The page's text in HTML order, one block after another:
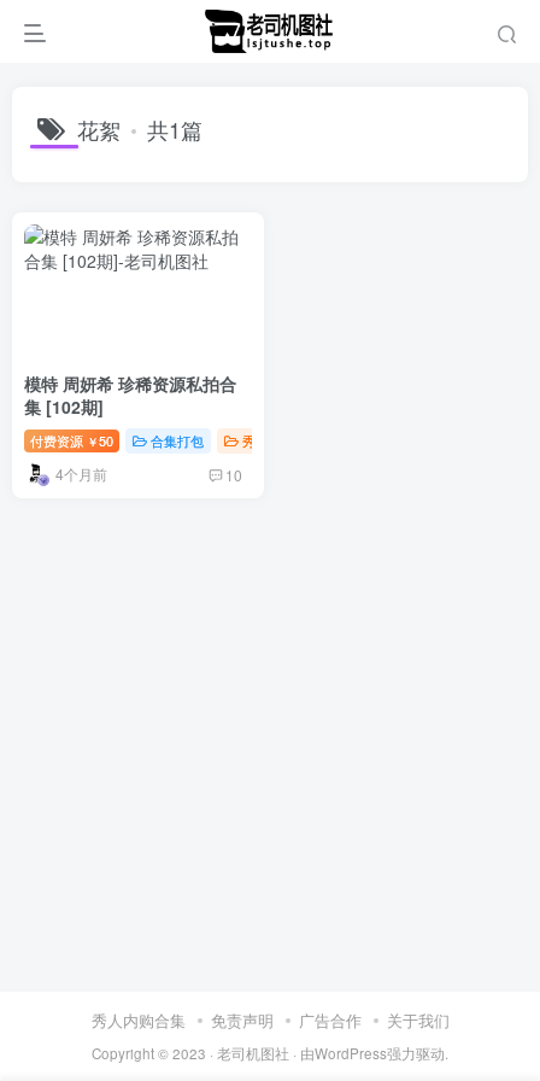
花絮 共1篇
模特 周妍希 珍稀资源私拍合
集 [102期]
付费资源 ￥50 合集打包 秀人写真
4个月前 10
秀人内购合集 免责声明 广告合作 关于我们
Copyright © 2023 · 老司机图社 · 由WordPress强力驱动.